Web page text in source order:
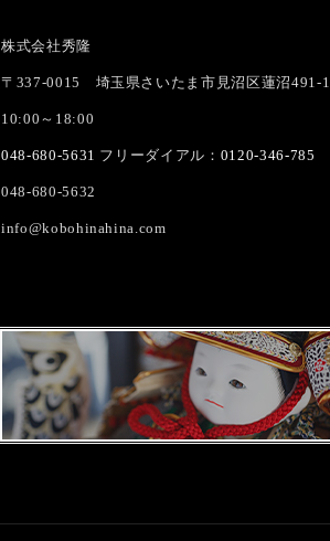
株式会社秀隆
〒337-0015 埼玉県さいたま市見沼区蓮沼491-1
10:00～18:00
048-680-5631 フリーダイアル： 0120-346-785
048-680-5632
info@kobohinahina.com